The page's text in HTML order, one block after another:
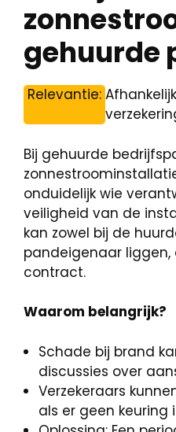
gehuurde
Relevantie:
Bij gehuurde
onduidelijk wie
veiligheid van de
kan zowel bij de
pandeigenaar liggen,
contract.
Waarom belangrijk?
Schade bij brand
discussies over
Verzekeraars
als er geen keuring